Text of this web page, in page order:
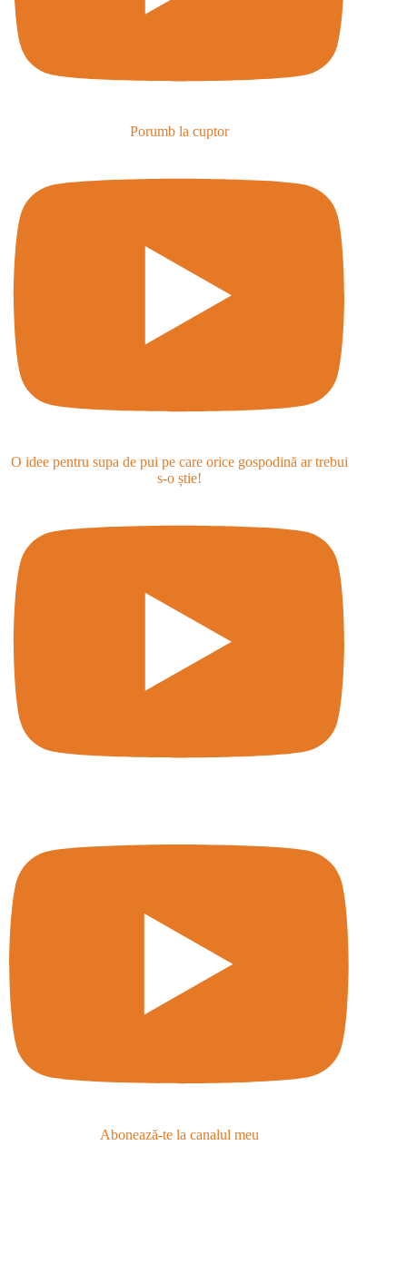
Porumb la cuptor
O idee pentru supa de pui pe care orice gospodină ar trebui
s-o știe!
Abonează-te la canalul meu